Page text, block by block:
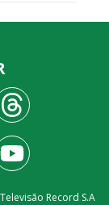
Record S.A